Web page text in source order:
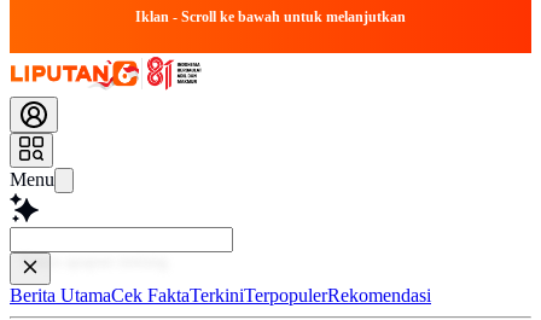
Iklan - Scroll ke bawah untuk melanjutkan
Menu
Baca
Berita UtamaCek FaktaTerkiniTerpopulerRekomendasi